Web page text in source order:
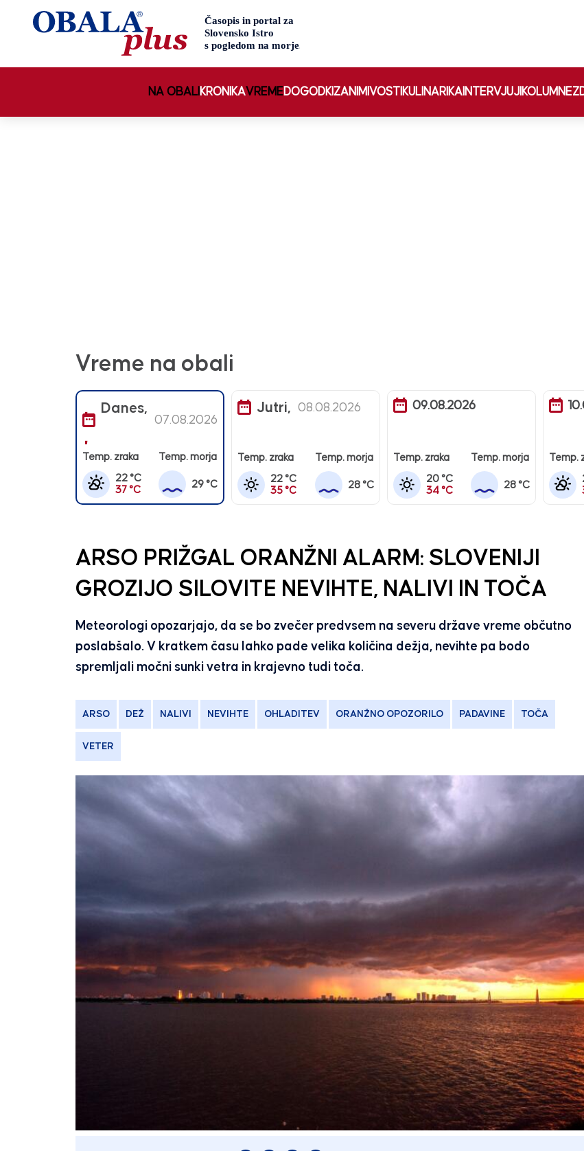
NA OBALI KRONIKAVREMEDOGODKIZANIMIVOSTI KULINARIKA INTERVJUJI KOLUMNE
Vreme na obali
Danes,
07.08.2026
Temp. zraka
22 °C
37 °C
Temp. morja
29 °C
Jutri, 08.08.2026
Temp. zraka
22 °C
35 °C
Temp. morja
28 °C
09.08.2026
Temp. zraka
20 °C
34 °C
Temp. morja
28 °C
Temp.
ARSO PRIŽGAL ORANŽNI ALARM: SLOVENIJI
GROZIJO SILOVITE NEVIHTE, NALIVI IN TOČA
Meteorologi opozarjajo, da se bo zvečer predvsem na severu države vreme občutno
poslabšalo. V kratkem času lahko pade velika količina dežja, nevihte pa bodo
spremljali močni sunki vetra in krajevno tudi toča.
ARSO DEŽ NALIVI NEVIHTE OHLADITEV ORANŽNO OPOZORILO PADAVINE TOČA
VETER